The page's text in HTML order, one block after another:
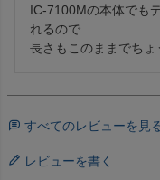
IC-7100Mの本体でも
れるので
長さもこのままでちょ
すべてのレビューを見
レビューを書く